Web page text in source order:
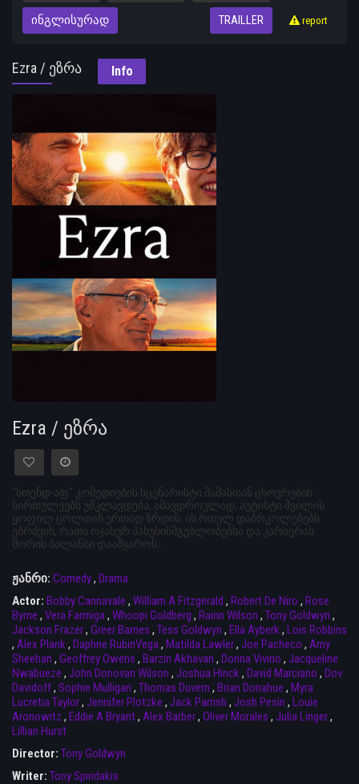
ᲘᲜᲒᲚᲘᲡᲣᲠᲐᲓ TRAILLER report
Ezra / ეზრა Info
Ezra / ეზრა
"სთენდ-აფ" კომედიების სცენარისტი მამასთან ცხოვრების
სირთულეებს უმკლავდება, ამავდროულად, აუტისტი შვილის
ყოფილ ცოლთან ერთად ზრდის. ის რთულ დაბრკოლებებს
ებრძვის, რათა ოჯახურ პასუხისმგებლობებსა და კარიერას
შორის ბალანსი დაამყაროს...
ჟანრი: Comedy, Drama
Actor: Bobby Cannavale , William A Fitzgerald , Robert De Niro , Rose
Byrne , Vera Farmiga, Whoopi Goldberg , Rainn Wilson , Tony Goldwyn ,
Jackson Frazer, Greer Barnes , Tess Goldwyn , Ella Ayberk , Lois Robbins
, Alex Plank , Daphne RubinVega, Matilda Lawler, Joe Pacheco , Amy
Sheehan , Geoffrey Owens , Barzin Akhavan , Donna Vivino , Jacqueline
Nwabueze , John Donovan Wilson , Joshua Hinck , David Marciano , Dov
Davidoff, Sophie Mulligan , Thomas Duvern , Brian Donahue , Myra
Lucretia Taylor, Jennifer Plotzke , Jack Parrish , Josh Pesin , Louie
Aronowitz , Eddie A Bryant, Alex Barber, Oliver Morales , Julia Linger,
Lillian Hurst
Director: Tony Goldwyn
Writer: Tony Spiridakis